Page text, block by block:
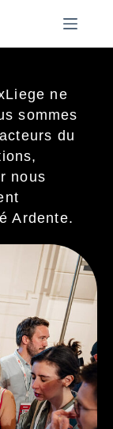
ne
sommes
du
nous
Ardente.